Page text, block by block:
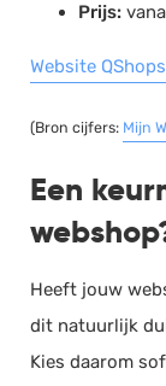
Prijs:
Website QShops
(Bron cijfers: Mijn
Een
Heeft jouw
dit natuurlijk
Kies daarom